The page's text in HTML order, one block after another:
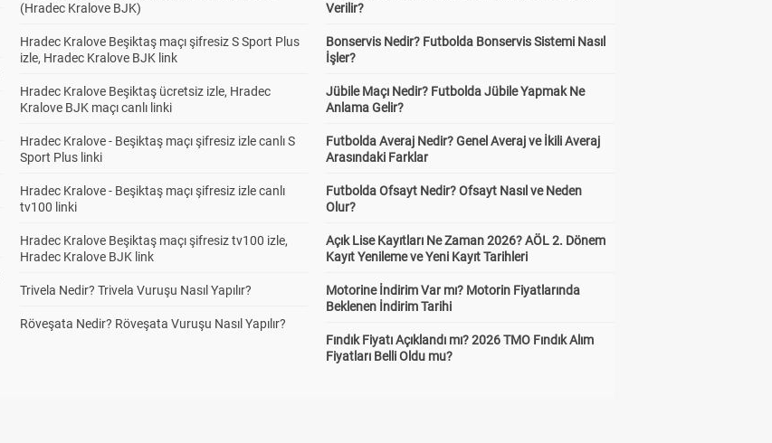
(Hradec Kralove BJK)
Hradec Kralove Beşiktaş maçı şifresiz S Sport Plus
izle, Hradec Kralove BJK link
Hradec Kralove Beşiktaş ücretsiz izle, Hradec
Kralove BJK maçı canlı linki
Hradec Kralove - Beşiktaş maçı şifresiz izle canlı S
Sport Plus linki
Hradec Kralove - Beşiktaş maçı şifresiz izle canlı
tv100 linki
Hradec Kralove Beşiktaş maçı şifresiz tv100 izle,
Hradec Kralove BJK link
Trivela Nedir? Trivela Vuruşu Nasıl Yapılır?
Röveşata Nedir? Röveşata Vuruşu Nasıl Yapılır?
Verilir?
Bonservis Nedir? Futbolda Bonservis Sistemi Nasıl
İşler?
Jübile Maçı Nedir? Futbolda Jübile Yapmak Ne
Anlama Gelir?
Futbolda Averaj Nedir? Genel Averaj ve İkili Averaj
Arasındaki Farklar
Futbolda Ofsayt Nedir? Ofsayt Nasıl ve Neden
Olur?
Açık Lise Kayıtları Ne Zaman 2026? AÖL 2. Dönem
Kayıt Yenileme ve Yeni Kayıt Tarihleri
Motorine İndirim Var mı? Motorin Fiyatlarında
Beklenen İndirim Tarihi
Fındık Fiyatı Açıklandı mı? 2026 TMO Fındık Alım
Fiyatları Belli Oldu mu?